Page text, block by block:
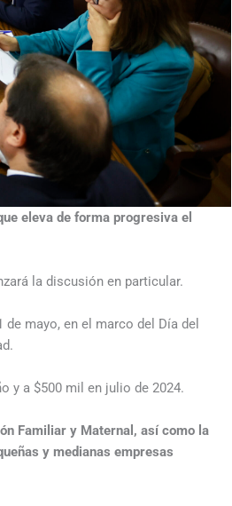
eleva de forma progresiva el
la discusión en particular.
mayo, en el marco del Día del
y a $500 mil en julio de 2024.
Familiar y Maternal, así como la
y medianas empresas